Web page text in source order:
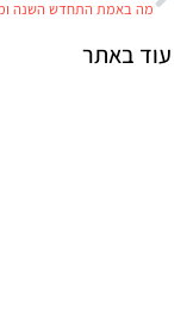
עוד באתר